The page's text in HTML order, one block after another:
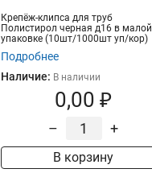
Крепёж-клипса для труб
Полистирол черная д16 в малой
упаковке (10шт/1000шт уп/кор)
Промрукав
Подробнее
Наличие: В наличии
0,00 ₽
– +
В корзину